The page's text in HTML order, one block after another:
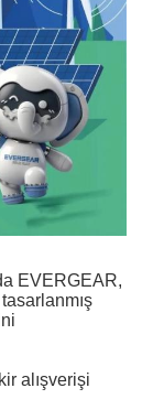
EVERGEAR,
alışverişi